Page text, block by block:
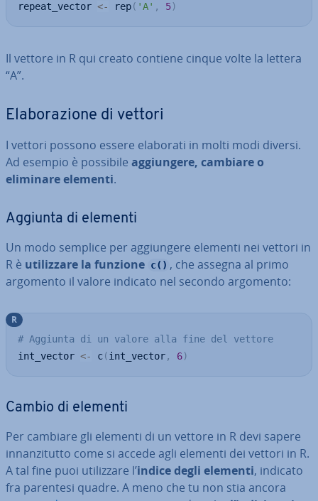
repeat_vector <- rep( 'A' , 5)
Il vettore in R qui creato contiene cinque volte la lettera
“A”.
Ela­bo­ra­zio­ne di vettori
I vettori possono essere elaborati in molti modi diversi.
Ad esempio è possibile ag­giun­ge­re, cambiare o
eliminare elementi.
Aggiunta di elementi
Un modo semplice per ag­giun­ge­re elementi nei vettori in
R è uti­liz­za­re la funzione c() , che assegna al primo
argomento il valore indicato nel secondo argomento:
# Aggiunta di un valore alla fine del vettore
int_vector <- c(int_vector, 6)
R
Cambio di elementi
Per cambiare gli elementi di un vettore in R devi sapere
in­nan­zi­tut­to come si accede agli elementi dei vettori in R.
A tal fine puoi uti­liz­za­re l’indice degli elementi, indicato
fra parentesi quadre. A meno che tu non stia ancora